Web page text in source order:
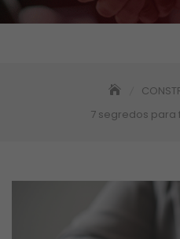
7 segredos